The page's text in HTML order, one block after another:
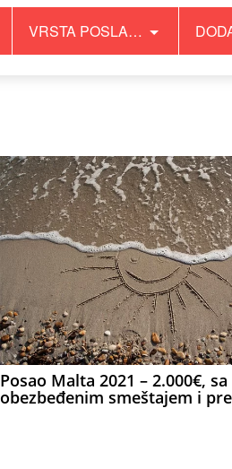
VRSTA POSLA…
Posao Malta 2021 – 2.000€, sa
obezbeđenim smeštajem i